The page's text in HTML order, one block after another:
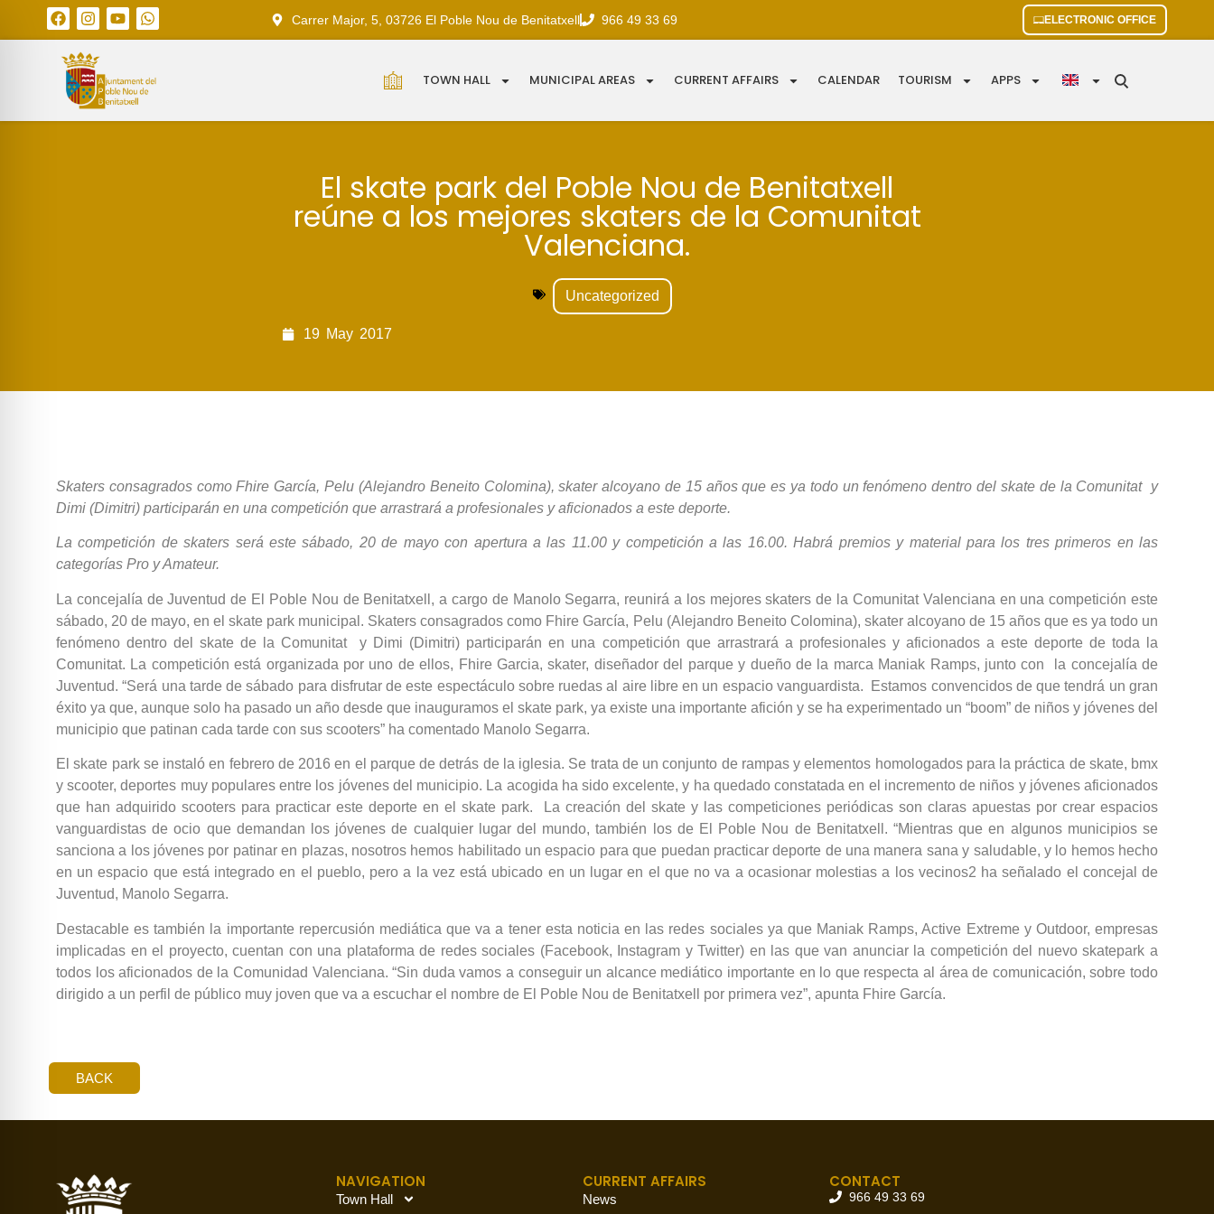
Carrer Major, 5, 03726 El Poble Nou de Benitatxell 966 49 33 69 ELECTRONIC OFFICE
TOWN HALL MUNICIPAL AREAS CURRENT AFFAIRS CALENDAR TOURISM APPS
El skate park del Poble Nou de Benitatxell
reúne a los mejores skaters de la Comunitat
Valenciana.
Uncategorized
19 May 2017
Skaters consagrados como Fhire García, Pelu (Alejandro Beneito Colomina), skater alcoyano de 15 años que es ya todo un fenómeno dentro del skate de la Comunitat y
Dimi (Dimitri) participarán en una competición que arrastrará a profesionales y aficionados a este deporte.
La competición de skaters será este sábado, 20 de mayo con apertura a las 11.00 y competición a las 16.00. Habrá premios y material para los tres primeros en las
categorías Pro y Amateur.
La concejalía de Juventud de El Poble Nou de Benitatxell, a cargo de Manolo Segarra, reunirá a los mejores skaters de la Comunitat Valenciana en una competición este
sábado, 20 de mayo, en el skate park municipal. Skaters consagrados como Fhire García, Pelu (Alejandro Beneito Colomina), skater alcoyano de 15 años que es ya todo un
fenómeno dentro del skate de la Comunitat y Dimi (Dimitri) participarán en una competición que arrastrará a profesionales y aficionados a este deporte de toda la
Comunitat. La competición está organizada por uno de ellos, Fhire Garcia, skater, diseñador del parque y dueño de la marca Maniak Ramps, junto con la concejalía de
Juventud. “Será una tarde de sábado para disfrutar de este espectáculo sobre ruedas al aire libre en un espacio vanguardista. Estamos convencidos de que tendrá un gran
éxito ya que, aunque solo ha pasado un año desde que inauguramos el skate park, ya existe una importante afición y se ha experimentado un “boom” de niños y jóvenes del
municipio que patinan cada tarde con sus scooters” ha comentado Manolo Segarra.
El skate park se instaló en febrero de 2016 en el parque de detrás de la iglesia. Se trata de un conjunto de rampas y elementos homologados para la práctica de skate, bmx
y scooter, deportes muy populares entre los jóvenes del municipio. La acogida ha sido excelente, y ha quedado constatada en el incremento de niños y jóvenes aficionados
que han adquirido scooters para practicar este deporte en el skate park. La creación del skate y las competiciones periódicas son claras apuestas por crear espacios
vanguardistas de ocio que demandan los jóvenes de cualquier lugar del mundo, también los de El Poble Nou de Benitatxell. “Mientras que en algunos municipios se
sanciona a los jóvenes por patinar en plazas, nosotros hemos habilitado un espacio para que puedan practicar deporte de una manera sana y saludable, y lo hemos hecho
en un espacio que está integrado en el pueblo, pero a la vez está ubicado en un lugar en el que no va a ocasionar molestias a los vecinos2 ha señalado el concejal de
Juventud, Manolo Segarra.
Destacable es también la importante repercusión mediática que va a tener esta noticia en las redes sociales ya que Maniak Ramps, Active Extreme y Outdoor, empresas
implicadas en el proyecto, cuentan con una plataforma de redes sociales (Facebook, Instagram y Twitter) en las que van anunciar la competición del nuevo skatepark a
todos los aficionados de la Comunidad Valenciana. “Sin duda vamos a conseguir un alcance mediático importante en lo que respecta al área de comunicación, sobre todo
dirigido a un perfil de público muy joven que va a escuchar el nombre de El Poble Nou de Benitatxell por primera vez”, apunta Fhire García.
BACK
NAVIGATION
Town Hall
CURRENT AFFAIRS
News
CONTACT
966 49 33 69